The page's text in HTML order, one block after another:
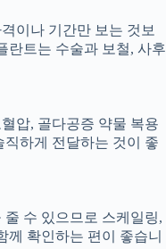
이나 기간만 보는 것보
란트는 수술과 보철, 사후
압, 골다공증 약물 복용
하게 전달하는 것이 좋
줄 수 있으므로 스케일링,
께 확인하는 편이 좋습니